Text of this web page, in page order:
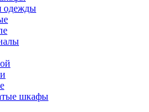
одежды
шкафы